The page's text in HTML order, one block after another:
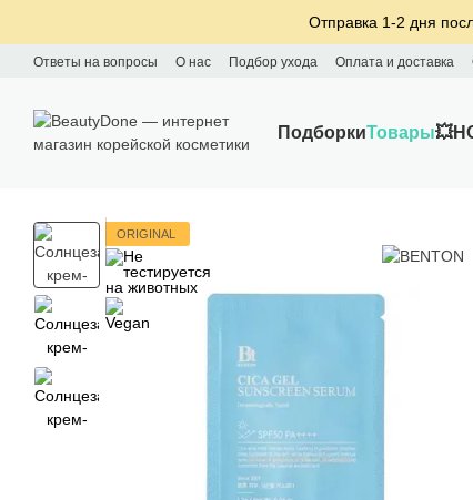
Отправка 1-2 дня
Ответы на вопросы О нас Подбор ухода Оплата и доставка
ПодборкиТовары
ORIGINAL